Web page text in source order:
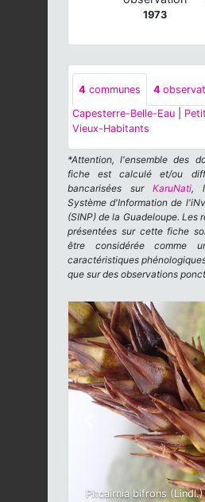
1973
4 communes 4
Capesterre-Belle-Eau
Vieux-Habitants
*Attention, l'ensemble des
fiche est calculé et/ou
bancarisées sur KaruNati,
Système d'Information de
(SINP) de la Guadeloupe.
présentées sur cette fiche
être considérée comme
caractéristiques
que sur des observations
Pitcairnia bifrons